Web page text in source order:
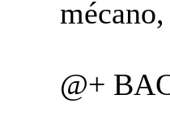
@+